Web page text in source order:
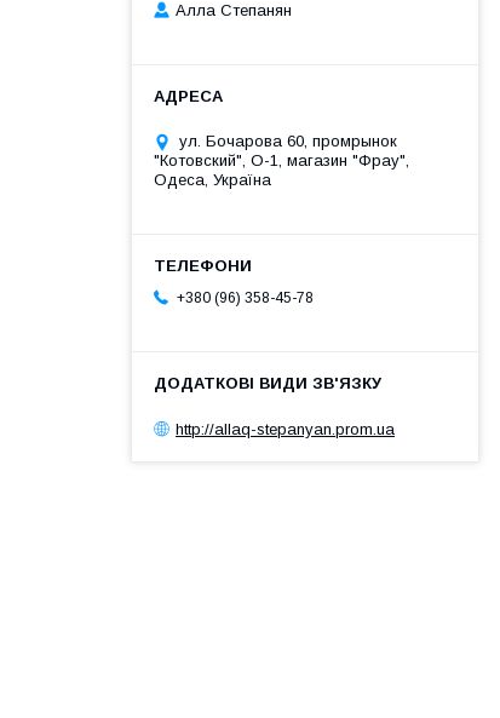
Алла Степанян
ул. Бочарова 60, промрынок
"Котовский", О-1, магазин "Фрау",
Одеса, Україна
+380 (96) 358-45-78
http://allaq-stepanyan.prom.ua